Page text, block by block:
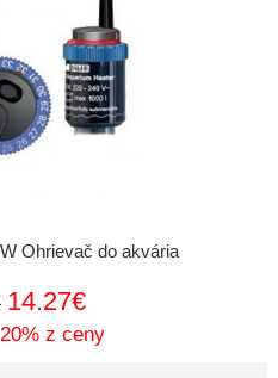
Ohrievač do akvária
14.27€
z ceny